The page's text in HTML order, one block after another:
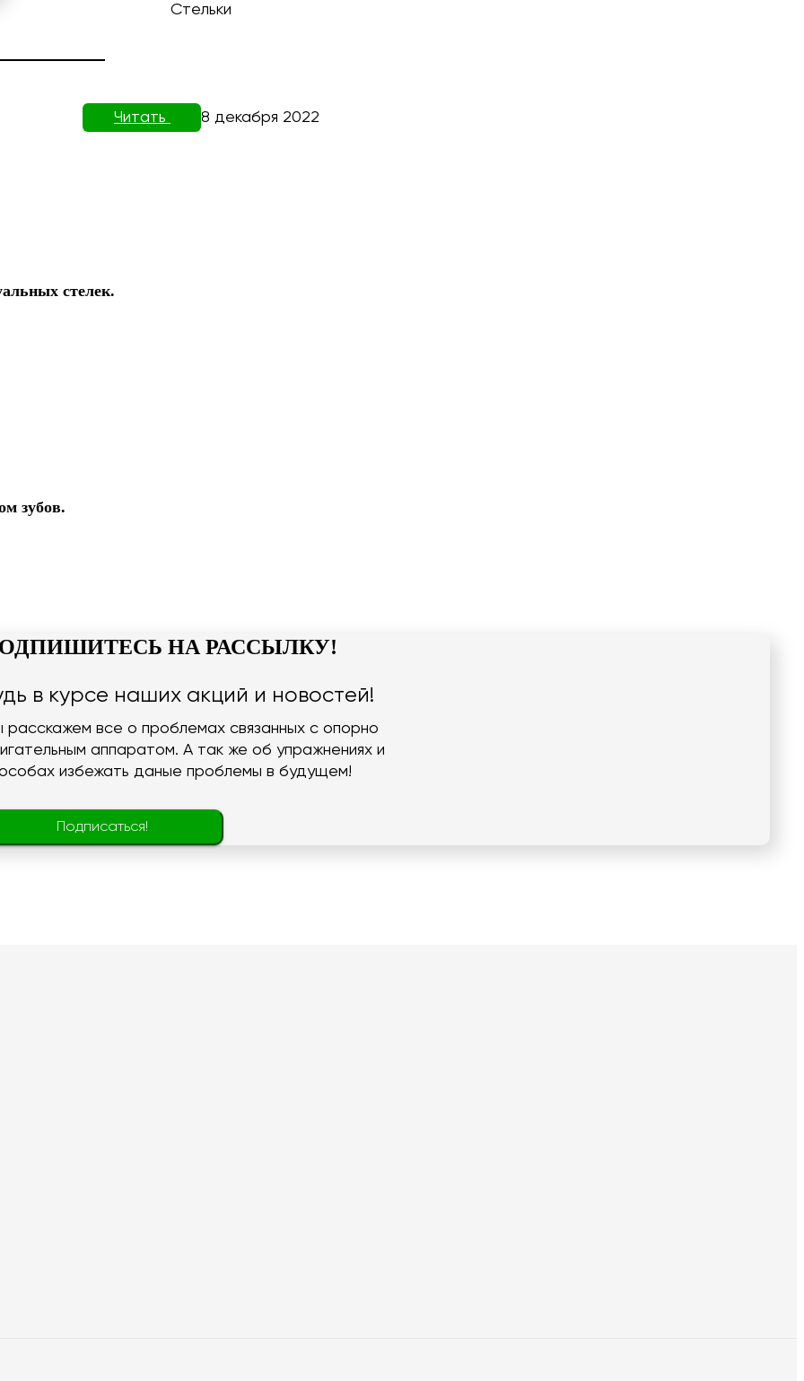
Стельки
Читать 8 декабря 2022
стелек.
зубов.
НА РАССЫЛКУ!
в курсе наших акций и новостей!
расскажем все о проблемах связанных с опорно
аппаратом. А так же об упражнениях и
избежать даные проблемы в будущем!
Подписаться!